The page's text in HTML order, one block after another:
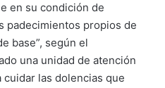
en su condición de
padecimientos propios de
base”, según el
una unidad de atención
cuidar las dolencias que